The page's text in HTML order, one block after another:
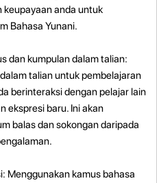
keupayaan anda untuk
Bahasa Yunani.
dan kumpulan dalam talian:
talian untuk pembelajaran
berinteraksi dengan pelajar lain
ekspresi baru. Ini akan
balas dan sokongan daripada
Menggunakan kamus bahasa